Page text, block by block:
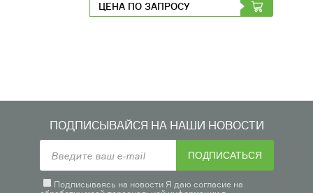
ЦЕНА ПО ЗАПРОСУ
ПОДПИСЫВАЙСЯ НА НАШИ НОВОСТИ
ПОДПИСАТЬСЯ
Подписываясь на новости Я даю согласие на